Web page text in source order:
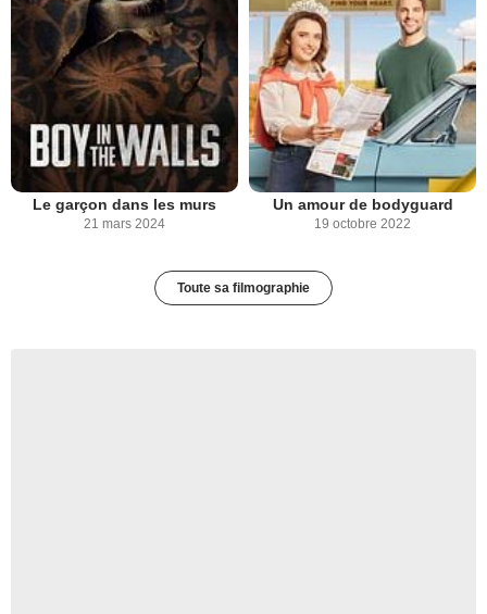
Le garçon dans les murs
21 mars 2024
Un amour de bodyguard
19 octobre 2022
Toute sa filmographie